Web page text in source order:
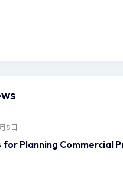
5日
for Planning Commercial